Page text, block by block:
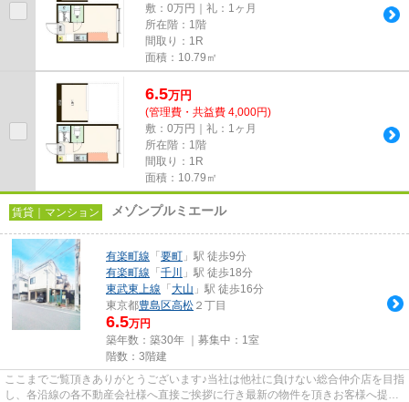
敷：0万円｜礼：1ヶ月
所在階：1階
間取り：1R
面積：10.79㎡
6.5万円
(管理費・共益費 4,000円)
敷：0万円｜礼：1ヶ月
所在階：1階
間取り：1R
面積：10.79㎡
賃貸｜マンション メゾンプルミエール
有楽町線 「 要町 」駅 徒歩9分
有楽町線 「 千川
」駅 徒歩18分
東武東上線 「 大山 」駅 徒歩16分
東京都豊島区高松 ２丁目
6.5万円
築年数：築30年 ｜募集中： 1室
階数：3階建
ここまでご覧頂きありがとうございます♪当社は他社に負けない総合仲介店を目指
し、各沿線の各不動産会社様へ直接ご挨拶に行き最新の物件を頂きお客様へ提供